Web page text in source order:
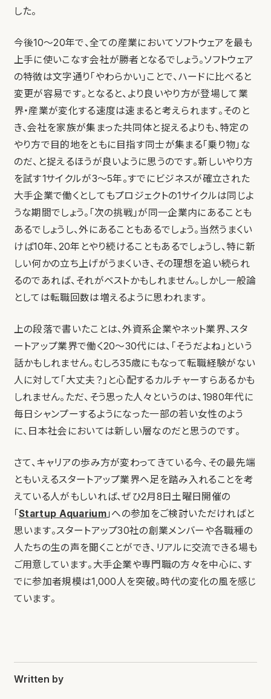
した。
今後10〜20年で、全ての産業においてソフトウェアを最も
上手に使いこなす会社が勝者となるでしょう。ソフトウェア
の特徴は文字通り「やわらかい」ことで、ハードに比べると
変更が容易です。となると、より良いやり方が登場して業
界・産業が変化する速度は速まると考えられます。そのと
き、会社を家族が集まった共同体と捉えるよりも、特定の
やり方で目的地をともに目指す同士が集まる「乗り物」な
のだ、と捉えるほうが良いように思うのです。新しいやり方
を試す1サイクルが3〜5年。すでにビジネスが確立された
大手企業で働くとしてもプロジェクトの1サイクルは同じよ
うな期間でしょう。「次の挑戦」が同一企業内にあることも
あるでしょうし、外にあることもあるでしょう。当然うまくい
けば10年、20年とやり続けることもあるでしょうし、特に新
しい何かの立ち上げがうまくいき、その理想を追い続られ
るのであれば、それがベストかもしれません。しかし一般論
としては転職回数は増えるように思われます。
上の段落で書いたことは、外資系企業やネット業界、スタ
ートアップ業界で働く20〜30代には、「そうだよね」という
話かもしれません。むしろ35歳にもなって転職経験がない
人に対して「大丈夫？」と心配するカルチャーすらあるかも
しれません。ただ、そう思った人々というのは、1980年代に
毎日シャンプーするようになった一部の若い女性のよう
に、日本社会においては新しい層なのだと思うのです。
さて、キャリアの歩み方が変わってきている今、その最先端
ともいえるスタートアップ業界へ足を踏み入れることを考
えている人がもしいれば、ぜひ2月8日土曜日開催の
「Startup Aquarium 」への参加をご検討いただければと
思います。スタートアップ30社の創業メンバーや各職種の
人たちの生の声を聞くことができ、リアルに交流できる場も
ご用意しています。大手企業や専門職の方々を中心に、す
でに参加者規模は1,000人を突破。時代の変化の風を感じ
ています。
Written by